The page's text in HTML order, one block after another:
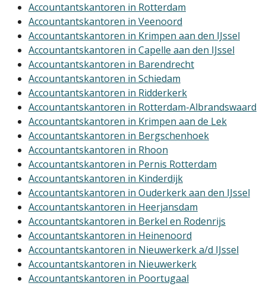
Accountantskantoren in Rotterdam
Accountantskantoren in Veenoord
Accountantskantoren in Krimpen aan den IJssel
Accountantskantoren in Capelle aan den IJssel
Accountantskantoren in Barendrecht
Accountantskantoren in Schiedam
Accountantskantoren in Ridderkerk
Accountantskantoren in Rotterdam-Albrandswaard
Accountantskantoren in Krimpen aan de Lek
Accountantskantoren in Bergschenhoek
Accountantskantoren in Rhoon
Accountantskantoren in Pernis Rotterdam
Accountantskantoren in Kinderdijk
Accountantskantoren in Ouderkerk aan den IJssel
Accountantskantoren in Heerjansdam
Accountantskantoren in Berkel en Rodenrijs
Accountantskantoren in Heinenoord
Accountantskantoren in Nieuwerkerk a/d IJssel
Accountantskantoren in Nieuwerkerk
Accountantskantoren in Poortugaal